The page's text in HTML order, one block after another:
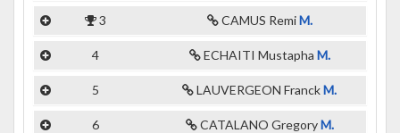
3 CAMUS RemiM.
4 ECHAITI Mustapha M.
5 LAUVERGEON FranckM.
6 CATALANO GregoryM.